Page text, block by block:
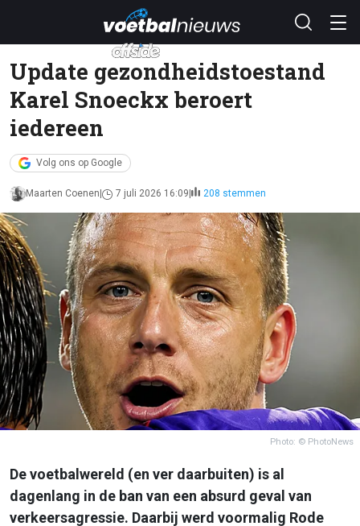
Update gezondheidstoestand
Karel Snoeckx beroert
iedereen
Volg ons op Google
Maarten Coenen 7 juli 2026 16:09 208 stemmen
Photo: © PhotoNews
De voetbalwereld (en ver daarbuiten) is al
dagenlang in de ban van een absurd geval van
verkeersagressie. Daarbij werd voormalig Rode